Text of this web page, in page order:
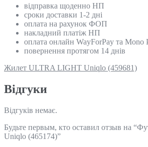
відправка щоденно НП
сроки доставки 1-2 дні
оплата на рахунок ФОП
накладний платіж НП
оплата онлайн WayForPay та Mono
повернення протягом 14 днів
Жилет ULTRA LIGHT Uniqlo (459681)
Відгуки
Відгуків немає.
Будьте первым, кто оставил отзыв на
Uniqlo (465174)”